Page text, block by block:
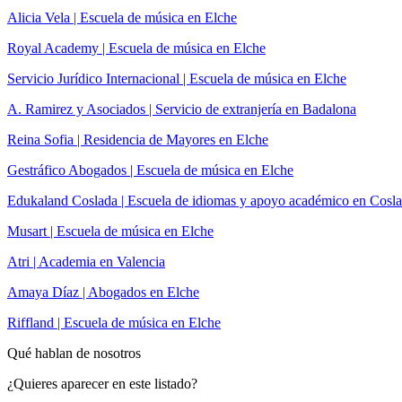
Alicia Vela | Escuela de música en Elche
Royal Academy | Escuela de música en Elche
Servicio Jurídico Internacional | Escuela de música en Elche
A. Ramirez y Asociados | Servicio de extranjería en Badalona
Reina Sofia | Residencia de Mayores en Elche
Gestráfico Abogados | Escuela de música en Elche
Edukaland Coslada | Escuela de idiomas y apoyo académico en
Musart | Escuela de música en Elche
Atri | Academia en Valencia
Amaya Díaz | Abogados en Elche
Riffland | Escuela de música en Elche
Qué hablan de nosotros
¿Quieres aparecer en este listado?